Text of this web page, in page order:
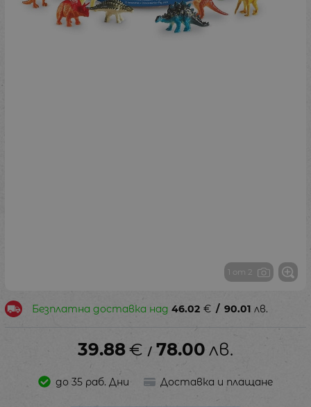
1 от 2
Безплатна доставка над 46.02 € / 90.01 лв.
39.88€ / 78.00 лв.
до 35 раб. Дни Доставка и плащане